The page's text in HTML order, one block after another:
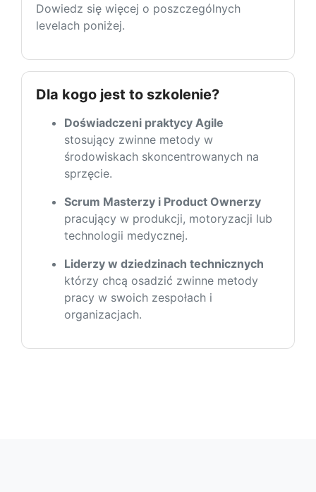
Dowiedz się więcej o poszczególnych
levelach poniżej.
Dla kogo jest to szkolenie?
Doświadczeni praktycy Agile
stosujący zwinne metody w
środowiskach skoncentrowanych na
sprzęcie.
Scrum Masterzy i Product Ownerzy
pracujący w produkcji, motoryzacji lub
technologii medycznej.
Liderzy w dziedzinach technicznych
którzy chcą osadzić zwinne metody
pracy w swoich zespołach i
organizacjach.